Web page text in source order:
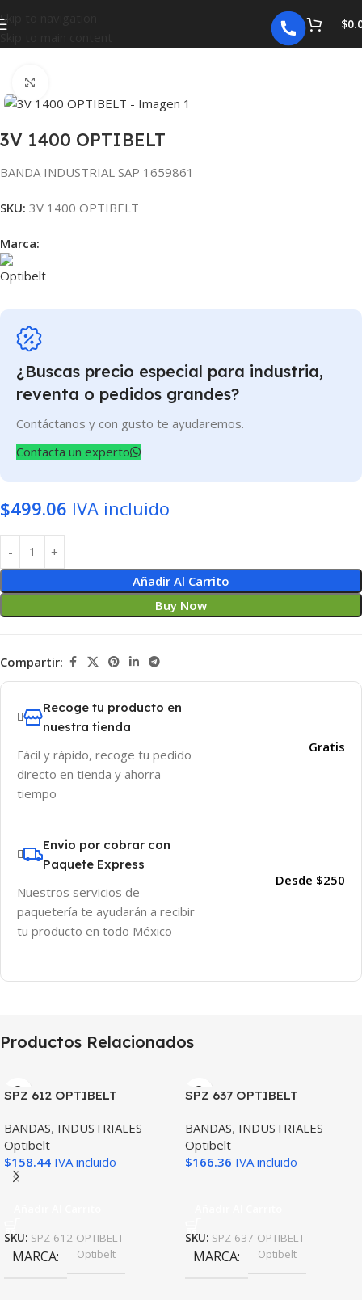
Skip to navigation
$
3V 1400 OPTIBELT
BANDA INDUSTRIAL SAP 1659861
SKU: 3V 1400 OPTIBELT
Marca:
¿Buscas precio especial para industria,
reventa o pedidos grandes?
Contáctanos y con gusto te ayudaremos.
Contacta un experto
$499.06 IVA incluido
Añadir Al Carrito
Buy Now
Compartir:
Recoge tu producto en
nuestra tienda
Fácil y rápido, recoge tu pedido
directo en tienda y ahorra
tiempo
Gratis
Envio por cobrar con
Paquete Express
Nuestros servicios de
paquetería te ayudarán a recibir
tu producto en todo México
Desde $250
Productos Relacionados
SPZ 612 OPTIBELT
BANDAS, INDUSTRIALES
Optibelt
$158.44 IVA incluido
SKU: SPZ 612 OPTIBELT
MARCA Optibelt
SPZ 637 OPTIBELT
BANDAS, INDUSTRIALES
Optibelt
$166.36 IVA incluido
SKU: SPZ 637 OPTIBELT
MARCA Optibelt